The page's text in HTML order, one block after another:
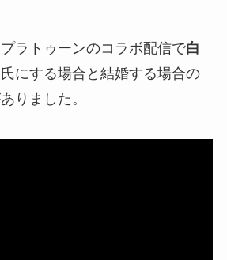
ラトゥーンのコラボ配信で白
にする場合と結婚する場合の
りました。